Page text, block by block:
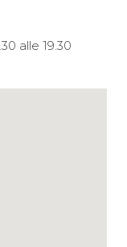
alle 19.30